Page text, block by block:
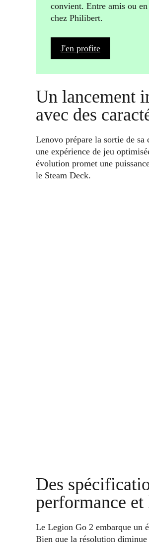
convient. Entre amis ou
chez Philibert.
J'en profite
Un lancement
avec des
Lenovo prépare la sortie de
une expérience de jeu
évolution promet une
le Steam Deck.
Des
performance et
Le Legion Go 2 embarque un
Bien que la résolution diminue